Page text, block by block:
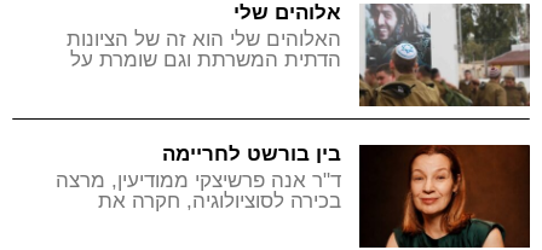
אלוהים שלי
האלוהים שלי הוא זה של הציונות
הדתית המשרתת וגם שומרת על
בין בורשט לחריימה
ד"ר אנה פרשיצקי ממודיעין, מרצה
בכירה לסוציולוגיה, חקרה את